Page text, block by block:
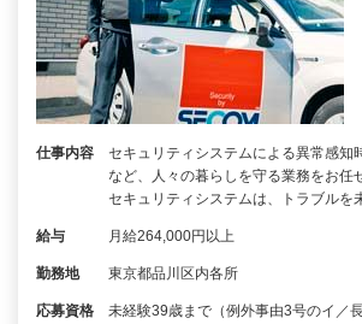
仕事内容
セキュリティシステムによる異常感知
など、人々の暮らしを守る業務をお
セキュリティシステムは、トラブル
給与 月給264,000円以上
勤務地 東京都品川区内各所
応募資格
未経験39歳まで（例外事由3号のイ／